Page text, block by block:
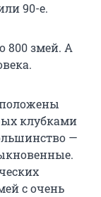
90-е.
800 змей. А
клубками
—
с очень